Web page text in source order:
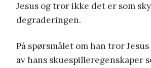
Jesus og tror ikke det er som
degraderingen.
På spørsmålet om han tror
av hans skuespilleregenskaper